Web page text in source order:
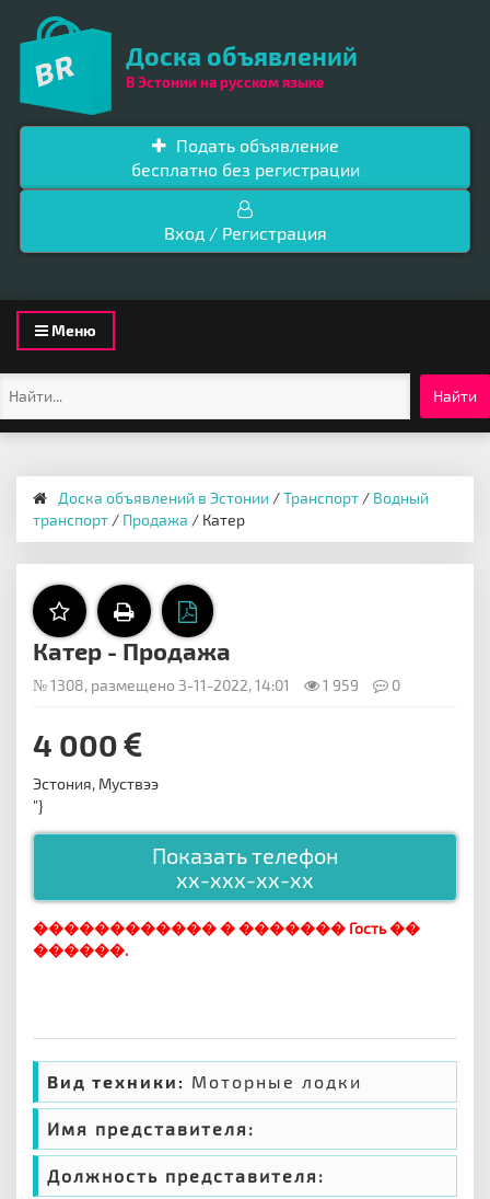
Доска объявлений
В Эстонии на русском языке
Подать объявление
бесплатно без регистрации
Вход / Регистрация
Toggle
navigation
Меню
Найти
Доска объявлений в Эстонии /Транспорт / Водный
транспорт / Продажа / Катер
Катер - Продажа
№ 1308, размещено 3-11-2022, 14:01 1 959 0
4 000
Эстония, Муствээ
"}
Показать телефон
xx-xxx-xx-xx
������������ � ������� Гость ��
������.
Вид техники: Моторные лодки
Имя представителя:
Должность представителя: